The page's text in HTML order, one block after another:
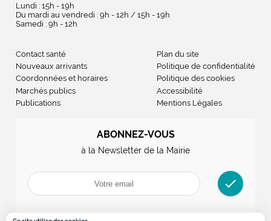
Lundi : 15h - 19h
Du mardi au vendredi : 9h - 12h / 15h - 19h
Samedi : 9h - 12h
Contact santé
Nouveaux arrivants
Coordonnées et horaires
Marchés publics
Publications
Plan du site
Politique de confidentialité
Politique des cookies
Accessibilité
Mentions Légales
ABONNEZ-VOUS
à la Newsletter de la Mairie
check